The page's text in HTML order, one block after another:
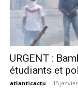
URGENT :
étudiants et
atlanticactu - 15